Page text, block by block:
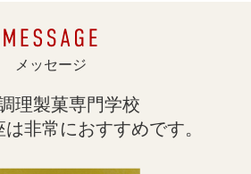
メッセージ
理製菓専門学校
非常におすすめです。